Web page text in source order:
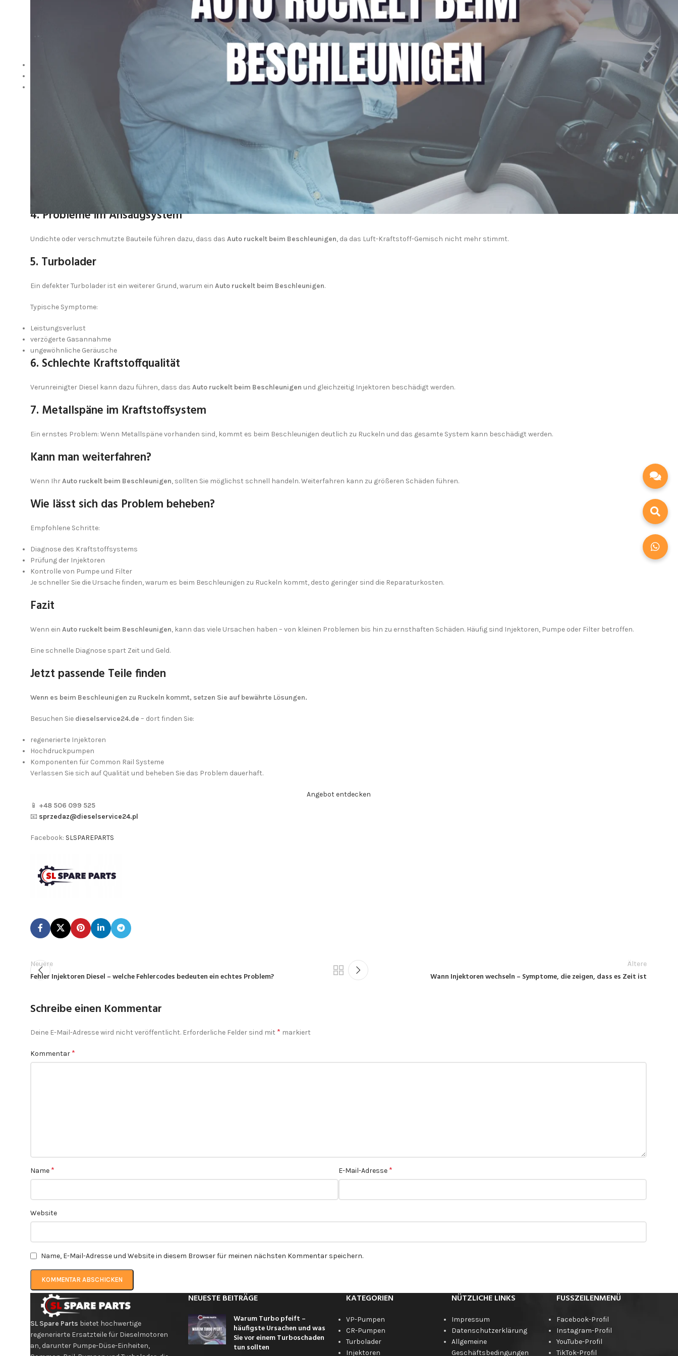
Eine der häufigsten Ursachen, warum ein Auto ruckelt beim Beschleunigen, sind defekte oder verschlissene Injektoren.
In vielen Fällen hilft eine professionelle Regeneration.
2. Hochdruckpumpe
Wenn die Pumpe nicht den richtigen Druck liefert, kann es passieren, dass es beim Beschleunigen zu Ruckeln kommt, besonders unter Last.
3. Verstopfter Kraftstofffilter
Ein verschmutzter Filter reduziert den Kraftstofffluss. Die Folge: Das Auto ruckelt beim Beschleunigen , vor allem bei stärkerem Gasgeben.
4. Probleme im Ansaugsystem
Undichte oder verschmutzte Bauteile führen dazu, dass das Auto ruckelt beim Beschleunigen, da das Luft-Kraftstoff-Gemisch nicht mehr stimmt.
5. Turbolader
Ein defekter Turbolader ist ein weiterer Grund, warum ein Auto ruckelt beim Beschleunigen.
Typische Symptome:
Leistungsverlust
verzögerte Gasannahme
ungewöhnliche Geräusche
6. Schlechte Kraftstoffqualität
Verunreinigter Diesel kann dazu führen, dass das Auto ruckelt beim Beschleunigen und gleichzeitig Injektoren beschädigt werden.
7. Metallspäne im Kraftstoffsystem
Ein ernstes Problem: Wenn Metallspäne vorhanden sind, kommt es beim Beschleunigen deutlich zu Ruckeln und das gesamte System kann beschädigt werden.
Kann man weiterfahren?
Wenn IhrAuto ruckelt beim Beschleunigen, sollten Sie möglichst schnell handeln. Weiterfahren kann zu größeren Schäden führen.
Wie lässt sich das Problem beheben?
Empfohlene Schritte:
Diagnose des Kraftstoffsystems
Prüfung der Injektoren
Kontrolle von Pumpe und Filter
Je schneller Sie die Ursache finden, warum es beim Beschleunigen zu Ruckeln kommt, desto geringer sind die Reparaturkosten.
Fazit
Wenn ein Auto ruckelt beim Beschleunigen, kann das viele Ursachen haben – von kleinen Problemen bis hin zu ernsthaften Schäden. Häufig sind Injektoren, Pumpe oder Filter betroffen.
Eine schnelle Diagnose spart Zeit und Geld.
Jetzt passende Teile finden
Wenn es beim Beschleunigen zu Ruckeln kommt, setzen Sie auf bewährte Lösungen.
Besuchen Sie dieselservice24.de – dort finden Sie:
regenerierte Injektoren
Hochdruckpumpen
Komponenten für Common Rail Systeme
Verlassen Sie sich auf Qualität und beheben Sie das Problem dauerhaft.
Angebot entdecken
📱 +48 506 099 525
📧 sprzedaz@dieselservice24.pl
Facebook: SLSPAREPARTS
Neuere
Fehler Injektoren Diesel – welche Fehlercodes bedeuten ein echtes Problem?
Ältere
Wann Injektoren wechseln – Symptome, die zeigen, dass es Zeit ist
Schreibe einen Kommentar
Deine E-Mail-Adresse wird nicht veröffentlicht. Erforderliche Felder sind mit * markiert
Kommentar *
Name * E-Mail-Adresse *
Website
Name, E-Mail-Adresse und Website in diesem Browser für meinen nächsten Kommentar speichern.
SL Spare Parts bietet hochwertige
regenerierte Ersatzteile für Dieselmotoren
an, darunter Pumpe-Düse-Einheiten,
NEUESTE BEITRÄGE
Warum Turbo pfeift –
häufigste Ursachen und was
Sie vor einem Turboschaden
tun sollten
KATEGORIEN
VP-Pumpen
CR-Pumpen
Turbolader
Injektoren
NÜTZLICHE LINKS
Impressum
Datenschutzerklärung
Allgemeine
Geschäftsbedingungen
FUSSZEILENMENÜ
Facebook-Profil
Instagram-Profil
YouTube-Profil
TikTok-Profil